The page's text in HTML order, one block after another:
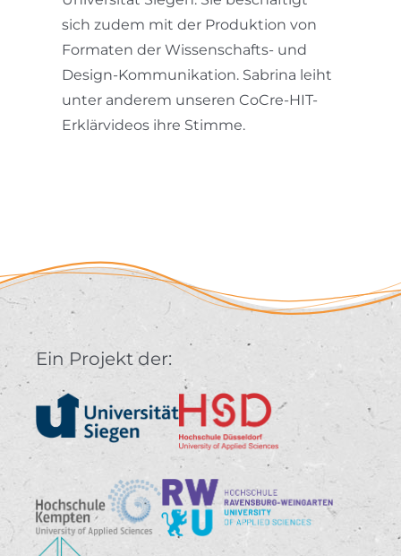
sich zudem mit der Produktion von
Formaten der Wissenschafts- und
Design-Kommunikation. Sabrina leiht
unter anderem unseren CoCre-HIT-
Erklärvideos ihre Stimme.
Ein Projekt der: